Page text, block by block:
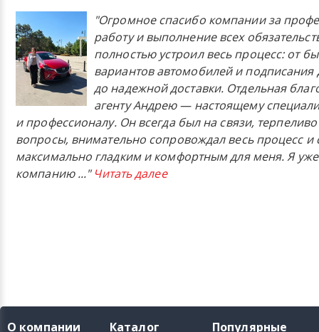
"Огромное спасибо компании за
работу и выполнение всех
полностью устроил весь процесс: от
вариантов автомобилей и подписания
до надежной доставки. Отдельная
агенту Андрею — настоящему
и профессионалу. Он всегда был на связи,
вопросы, внимательно сопровождал весь процесс и
максимально гладким и комфортным для меня. Я
компанию..." Читать далее
О компании
Каталог
Популярные